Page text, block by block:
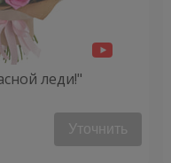
леди!"
Уточнить